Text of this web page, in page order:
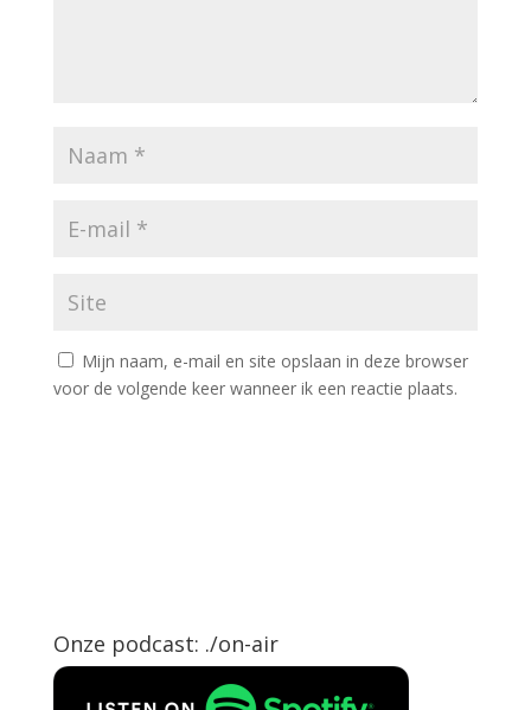
Mijn naam, e-mail en site opslaan in deze browser
voor de volgende keer wanneer ik een reactie plaats.
Onze podcast: ./on-air